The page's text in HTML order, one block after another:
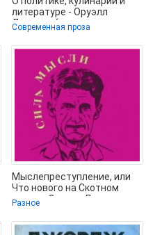
литературе - Оруэлл
Джордж (книги читать
бесплатно без
Современная проза
Мыслепреступление, или
Что нового на Скотном
дворе - Оруэлл Джордж
Разное